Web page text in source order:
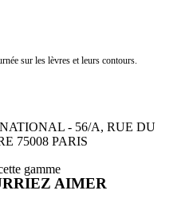
sur les lèvres et leurs contours.
- 56/A, RUE DU
75008 PARIS
gamme
AIMER